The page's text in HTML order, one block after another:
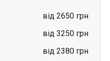
від 2650 грн
від 3250 грн
від 2380 грн